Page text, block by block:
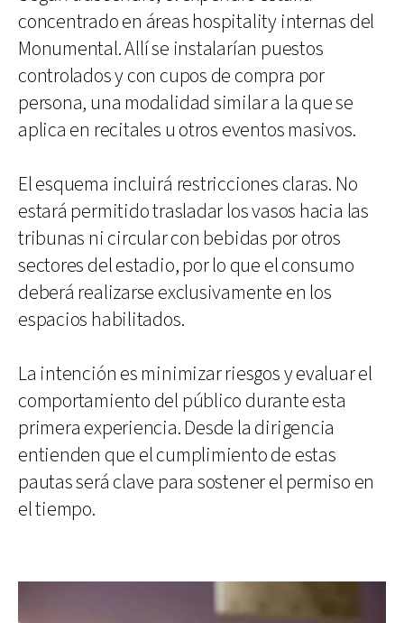
concentrado en áreas hospitality internas del
Monumental. Allí se instalarían puestos
controlados y con cupos de compra por
persona, una modalidad similar a la que se
aplica en recitales u otros eventos masivos.
El esquema incluirá restricciones claras. No
estará permitido trasladar los vasos hacia las
tribunas ni circular con bebidas por otros
sectores del estadio, por lo que el consumo
deberá realizarse exclusivamente en los
espacios habilitados.
La intención es minimizar riesgos y evaluar el
comportamiento del público durante esta
primera experiencia. Desde la dirigencia
entienden que el cumplimiento de estas
pautas será clave para sostener el permiso en
el tiempo.